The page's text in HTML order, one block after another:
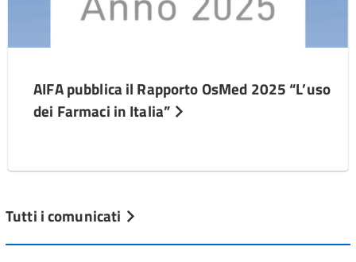
AIFA pubblica il Rapporto OsMed 2025 “L’uso
dei Farmaci in Italia”
Tutti i comunicati